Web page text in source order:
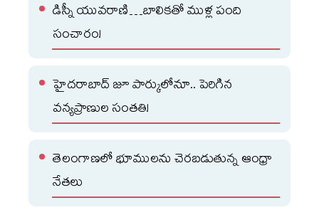
డిస్నీ యువరాణి…బాలికతో ముళ్ల పంది
సంచారం!
హైదరాబాద్ జూ పార్కులోనూ.. పెరిగిన
వన్యప్రాణుల సంతతి!
తెలంగాణలో భూములను చెరబడుతున్న ఆంధ్రా
నేతలు